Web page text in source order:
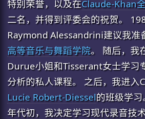
特别荣誉，以及在Claude-Khan
二名，并得到评委会的祝贺。
Raymond Alessandrini建议我准
高等音乐与舞蹈学院。 随后，我
Durue小姐和Tisserant女士学习
分析的私人课程。 之后，我进入
Lucie Robert-Diessel的班级学
年代初，我决定学习现代录音技